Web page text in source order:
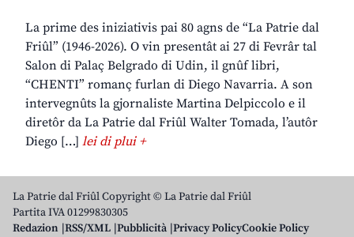
La prime des iniziativis pai 80 agns de “La Patrie dal
Friûl” (1946-2026). O vin presentât ai 27 di Fevrâr tal
Salon di Palaç Belgrado di Udin, il gnûf libri,
“CHENTI” romanç furlan di Diego Navarria. A son
intervegnûts la gjornaliste Martina Delpiccolo e il
diretôr da La Patrie dal Friûl Walter Tomada, l’autôr
Diego […] lei di plui +
La Patrie dal Friûl Copyright © La Patrie dal Friûl
Partita IVA 01299830305
Redazion RSS/XML Pubblicità Privacy PolicyCookie Policy